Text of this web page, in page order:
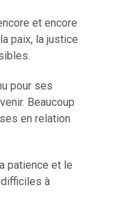
et encore
paix, la justice
pour ses
Beaucoup
en relation
patience et le
à